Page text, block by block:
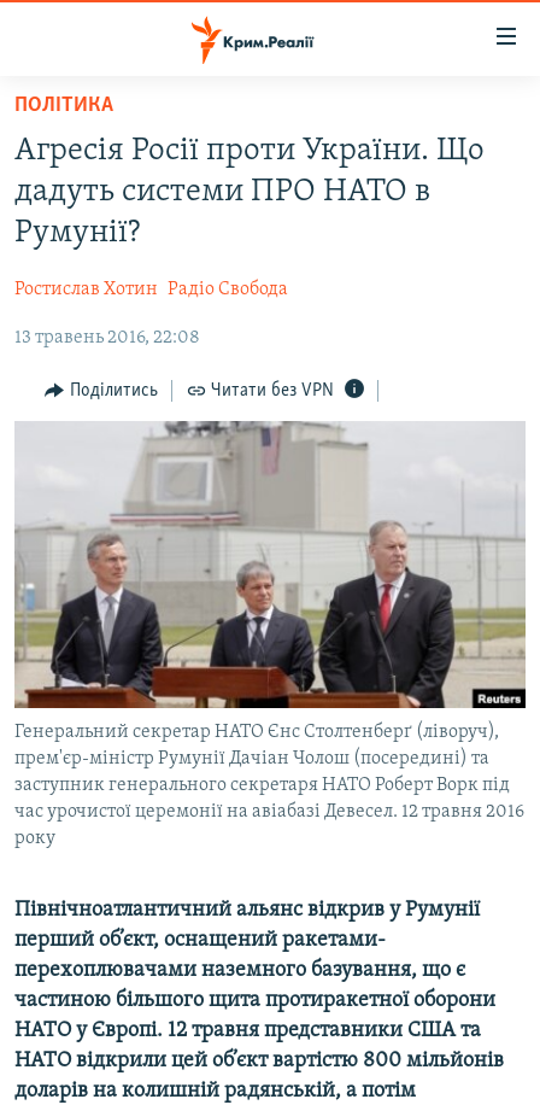
Перейти
основного
матеріалу
Перейти
до
основної
Перейти
пошуку
ВОДА.КРИМ
ВІДЕО ТА ФОТО
БЛОГИ
ПОГЛЯД
ІНТЕРВ'Ю
СПЕЦПРОЕКТИ
ДЕПОРТАЦІЯ
ВІДЕОУРОКИ «ELIFBE»
СВІДЧЕННЯ ОКУПАЦІЇ
УКРАЇНСЬКА ПРОБЛЕМА КРИМУ
ІНФОГРАФІКА
ЯК ОБІЙТИ БЛОКУВАННЯ
Русский
Qırımtatar
ДОЛУЧАЙСЯ!
Усі сайти RFE/RL
ПОЛІТИКА
Агресія Росії проти України. Що
дадуть системи ПРО НАТО в
Румунії?
Ростислав Хотин Радіо Свобода
13 травень 2016, 22:08
Поділитись Читати без VPN
Генеральний секретар НАТО Єнс Столтенберґ (ліворуч),
прем'єр-міністр Румунії Дачіан Чолош (посередині) та
заступник генерального секретаря НАТО Роберт Ворк під
час урочистої церемонії на авіабазі Девесел. 12 травня 2016
року
Північноатлантичний альянс відкрив у Румунії
перший об’єкт, оснащений ракетами-
перехоплювачами наземного базування, що є
частиною більшого щита протиракетної оборони
НАТО у Європі. 12 травня представники США та
НАТО відкрили цей об’єкт вартістю 800 мільйонів
доларів на колишній радянській, а потім